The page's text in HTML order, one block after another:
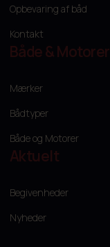
Opbevaring af båd
Kontakt
Både & Motorer
Mærker
Bådtyper
Både og Motorer
Aktuelt
Begivenheder
Nyheder